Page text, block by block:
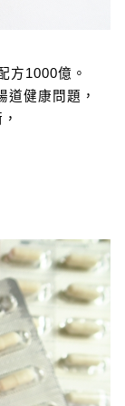
方1000億。
道健康問題，